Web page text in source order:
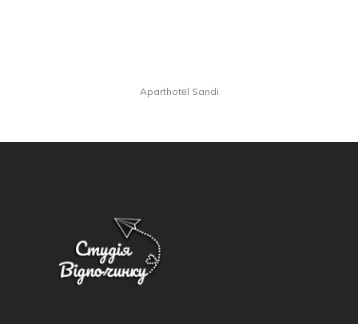
Aparthotеl Sandi